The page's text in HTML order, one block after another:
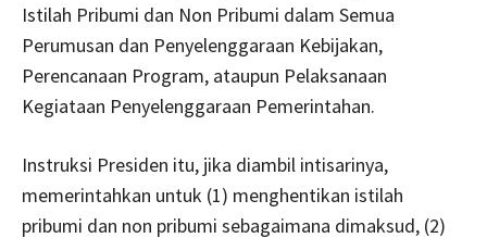
Istilah Pribumi dan Non Pribumi dalam Semua
Perumusan dan Penyelenggaraan Kebijakan,
Perencanaan Program, ataupun Pelaksanaan
Kegiataan Penyelenggaraan Pemerintahan.
Instruksi Presiden itu, jika diambil intisarinya,
memerintahkan untuk (1) menghentikan istilah
pribumi dan non pribumi sebagaimana dimaksud, (2)